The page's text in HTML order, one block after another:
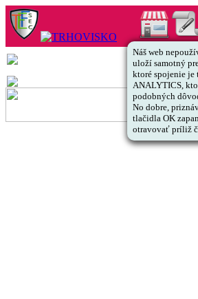
Náš web
uloží samotný
ktoré spojenie je
ANALYTICS,
podobných
No dobre,
tlačidla OK
otravovať príliž